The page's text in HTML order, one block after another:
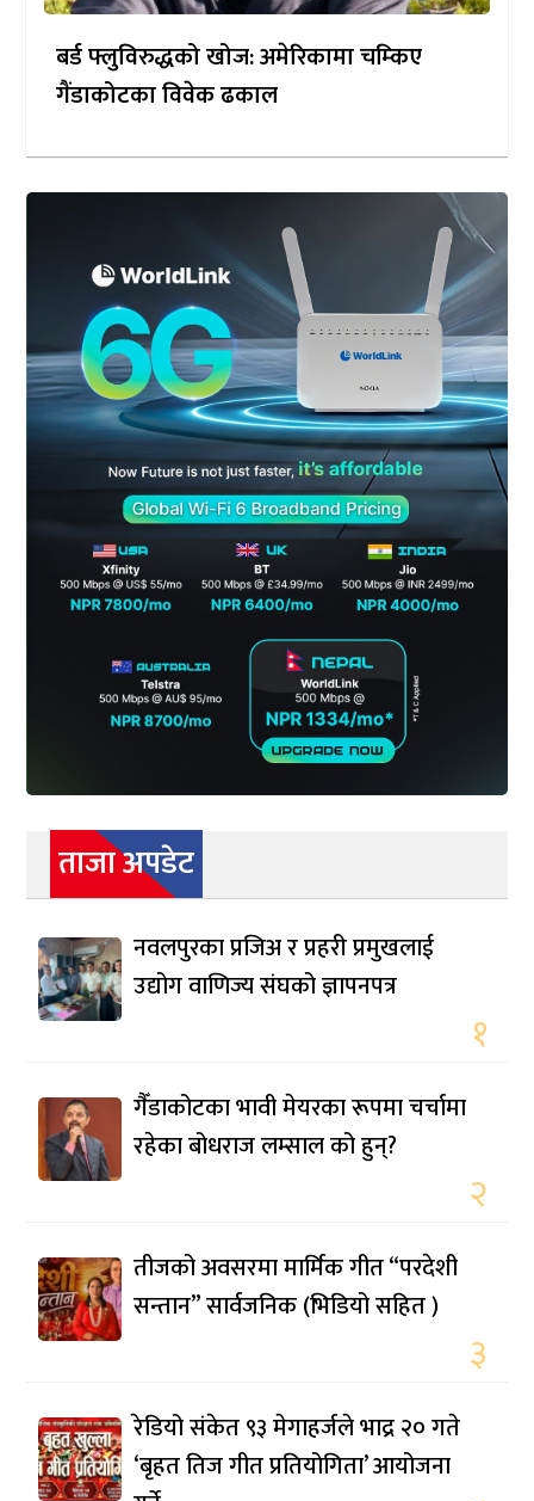
बर्ड फ्लुविरुद्धको खोज: अमेरिकामा चम्किए
गैंडाकोटका विवेक ढकाल
ताजा अपडेट
नवलपुरका प्रजिअ र प्रहरी प्रमुखलाई
उद्योग वाणिज्य संघको ज्ञापनपत्र
१
गैँडाकोटका भावी मेयरका रूपमा चर्चामा
रहेका बोधराज लम्साल को हुन्?
२
तीजको अवसरमा मार्मिक गीत “परदेशी
सन्तान” सार्वजनिक (भिडियो सहित )
३
रेडियो संकेत ९३ मेगाहर्जले भाद्र २० गते
‘बृहत तिज गीत प्रतियोगिता’ आयोजना